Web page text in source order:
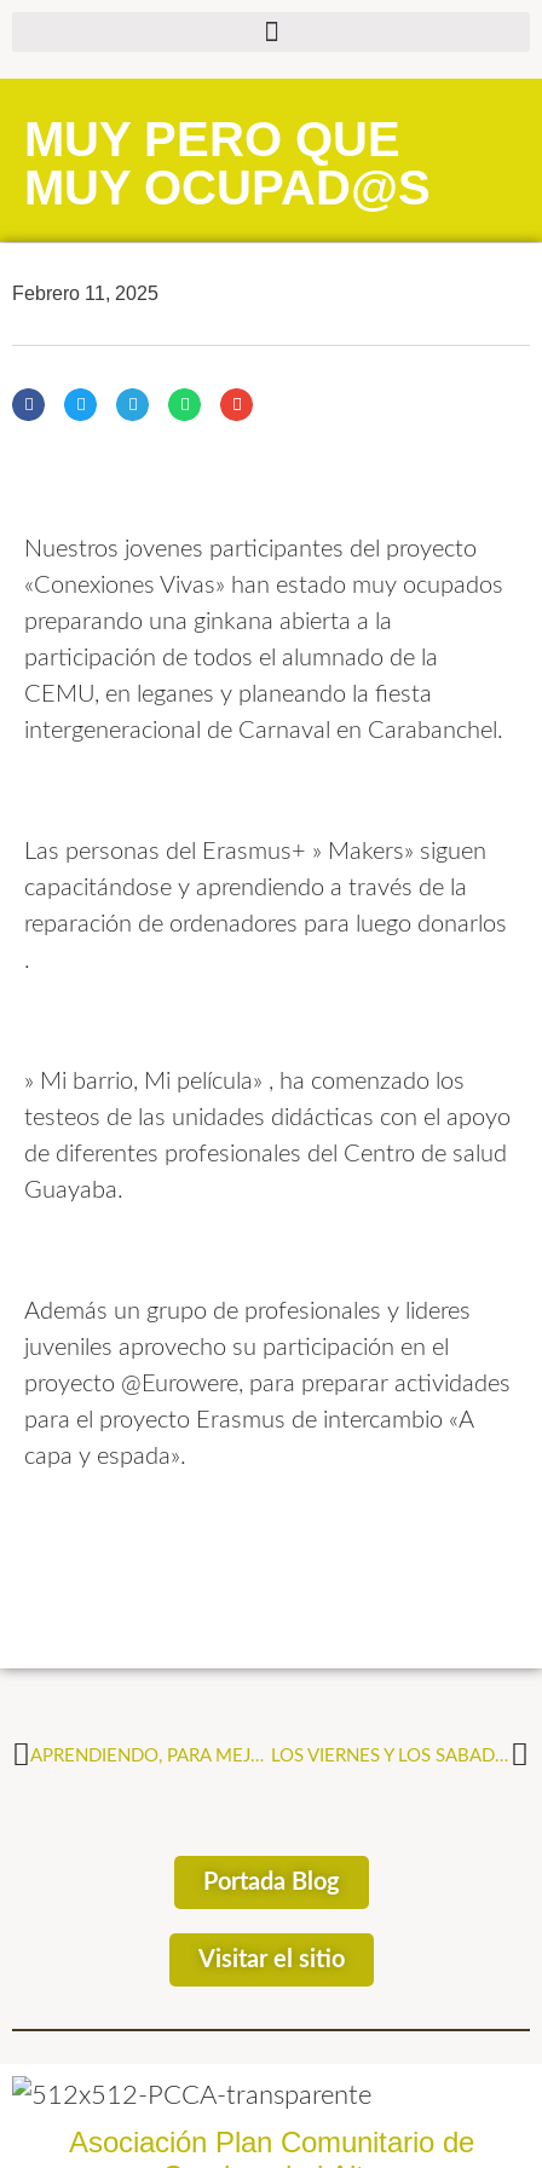
MUY PERO QUE
MUY OCUPAD@S
Febrero 11, 2025
Nuestros jovenes participantes del proyecto
«Conexiones Vivas» han estado muy ocupados
preparando una ginkana abierta a la
participación de todos el alumnado de la
CEMU, en leganes y planeando la fiesta
intergeneracional de Carnaval en Carabanchel.
Las personas del Erasmus+ » Makers» siguen
capacitándose y aprendiendo a través de la
reparación de ordenadores para luego donarlos
.
» Mi barrio, Mi película» , ha comenzado los
testeos de las unidades didácticas con el apoyo
de diferentes profesionales del Centro de salud
Guayaba.
Además un grupo de profesionales y lideres
juveniles aprovecho su participación en el
proyecto @Eurowere, para preparar actividades
para el proyecto Erasmus de intercambio «A
capa y espada».
APRENDIENDO, PARA MEJORAR LOS VIERNES Y LOS SABADOS … SON JOVENES.
Portada Blog
Visitar el sitio
Asociación Plan Comunitario de